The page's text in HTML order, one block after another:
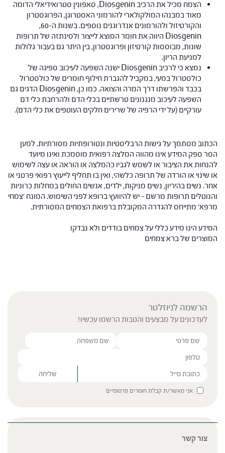
הצמח מכיל את הרכיב Diosgenin, סאפונין סטרואידיאלי הדומה
מאוד במבנהו המולקולארי להורמוני האסטרוגן, הפרוגסטרון
והקורטיזול ולהורמונים אנדרוגנים נוספים. בשנות ה-60,
Diosgenin היווה את חומר המוצא לייצור ולסינתזה של תרופות
שונות, מבוססות קורטיזון ופרוגסטרון, בין היתר גם בעבור גלולות
למניעת הריון.
נמצא כי לרכיב Diosgenin ישנה השפעה לעיכוב ספיגה של
כולסטרול במעי, במקביל להגברת חילוף חומרים של כולסטרול
בכבד והפרשתו דרך המרה והצואה. כמו כן, Diosgenin הדגים גם
השפעה לעיכוב מנגנונים טרשתיים בכלי הדם ולהרחבת כלי דם
עורקיים (על ידי הרפיה של שרירים חלקים העוטפים את כלי הדם).
הכתוב מסתמך על גישות הרבליסטיות ונטורופתיות מסורתיות. למען
הסר ספק המידע אינו מהווה המלצה רפואית מוסמכת ואינו מיועד
להנחות את הציבור או לשמש לגביו כהמלצה או הוראה או עצה לשימוש
או שינוי או הורדה של תרופה כלשהי, ואין בו תחליף לייעוץ רפואי פרטני או
אחר. נשים בהיריון, נשים מניקות, ילדים, אנשים החולים במחלות כרוניות
והנוטלים תרופות מרשם – יש להיוועץ ברופא לפני השימוש. המונח 'צמחי
מרפא' מתייחס להגדרה המקובלת ברפואת הצמחים המסורתית.
המידע הינו מידע כללי על צמחים בודדים ולא נבדקו
המוצרים של ברא צמחים
הרשמה לניוזלטר
לעדכונים על מבצעים והטבות הרשמו עכשיו!
Please leave this field empty.
אני מאשר/ת קבלת חומרים פרסומיים
צור קשר